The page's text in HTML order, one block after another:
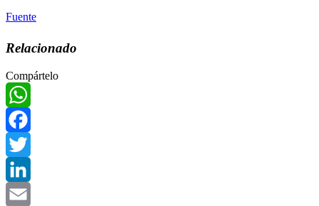
Fuente
Relacionado
Compártelo
WhatsApp
Facebook
Twitter
LinkedIn